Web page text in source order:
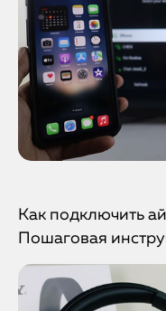
Как подключить
Пошаговая